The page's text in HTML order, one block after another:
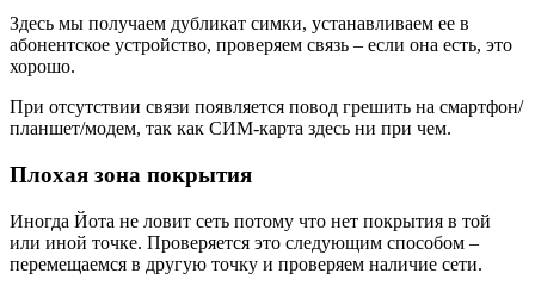
Здесь мы получаем дубликат симки, устанавливаем ее в
абонентское устройство, проверяем связь – если она есть, это
хорошо.
При отсутствии связи появляется повод грешить на смартфон/
планшет/модем, так как СИМ-карта здесь ни при чем.
Плохая зона покрытия
Иногда Йота не ловит сеть потому что нет покрытия в той
или иной точке. Проверяется это следующим способом –
перемещаемся в другую точку и проверяем наличие сети.